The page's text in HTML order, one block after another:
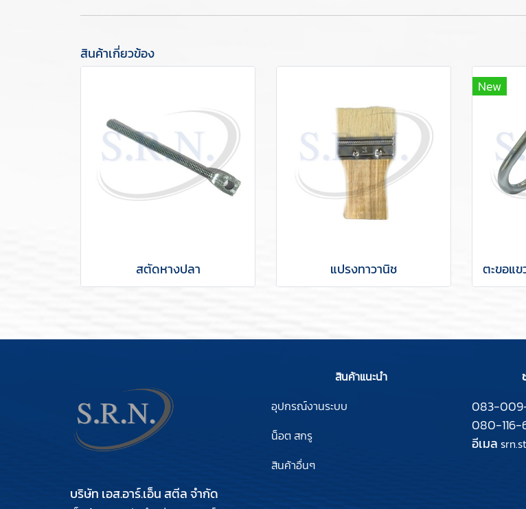
สินค้าเกี่ยวข้อง
สตัดหางปลา แปรงทาวานิช
New
บริษัท เอส.อาร์.เอ็น สตีล จำกัด
สินค้าแนะนำ
อุปกรณ์งานระบบ
น็อต สกรู
สินค้าอื่นๆ
083-
080-116-
อีเมล